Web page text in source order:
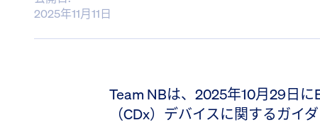
2025年11月11日
Team NBは、2025年10月29日
（CDx）デバイスに関するガイ